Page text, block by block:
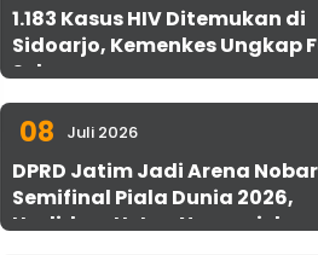
1.183 Kasus HIV Ditemukan di
Sidoarjo, Kemenkes Ungkap
Sebenarnya
08 Juli 2026
DPRD Jatim Jadi Arena Nobar
Semifinal Piala Dunia 2026,
Hadirkan Uston Nawawi dan